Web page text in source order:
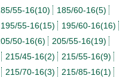
55-16(10)
185/60-16(5)
195/55-16(15)
195/60-16(16)
50-16(6)
205/55-16(19)
215/45-16(2)
215/55-16(9)
215/70-16(3)
215/85-16(1)